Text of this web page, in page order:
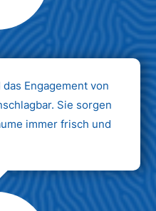
AG
Engagement von
Sie sorgen
immer frisch und